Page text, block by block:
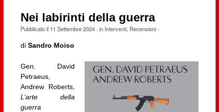
Nei labirinti della guerra
Pubblicato il 11 Settembre 2024· in Interventi, Recensioni·
di Sandro Moiso
Gen. David
Petraeus,
Andrew Roberts,
L’arte della
guerra